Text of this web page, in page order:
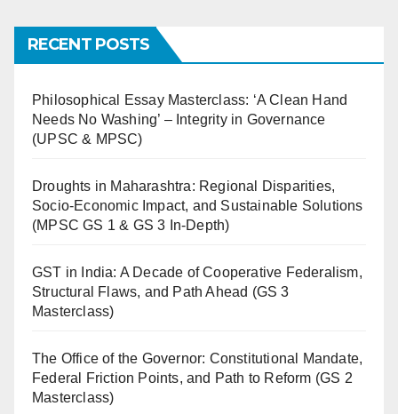
RECENT POSTS
Philosophical Essay Masterclass: ‘A Clean Hand
Needs No Washing’ – Integrity in Governance
(UPSC & MPSC)
Droughts in Maharashtra: Regional Disparities,
Socio-Economic Impact, and Sustainable Solutions
(MPSC GS 1 & GS 3 In-Depth)
GST in India: A Decade of Cooperative Federalism,
Structural Flaws, and Path Ahead (GS 3
Masterclass)
The Office of the Governor: Constitutional Mandate,
Federal Friction Points, and Path to Reform (GS 2
Masterclass)